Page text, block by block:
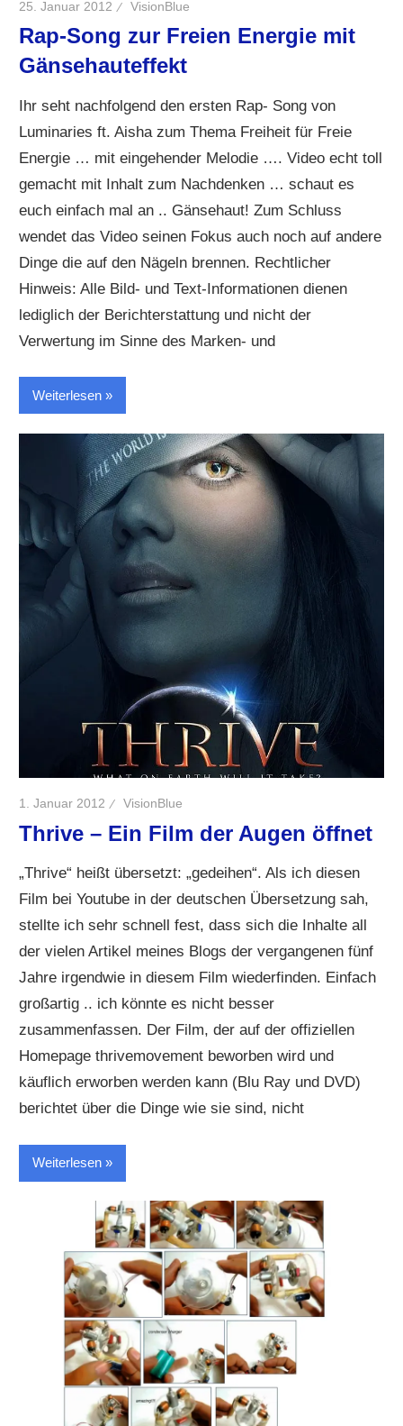
25. Januar 2012 VisionBlue
Rap-Song zur Freien Energie mit
Gänsehauteffekt
Ihr seht nachfolgend den ersten Rap- Song von
Luminaries ft. Aisha zum Thema Freiheit für Freie
Energie … mit eingehender Melodie …. Video echt toll
gemacht mit Inhalt zum Nachdenken … schaut es
euch einfach mal an .. Gänsehaut! Zum Schluss
wendet das Video seinen Fokus auch noch auf andere
Dinge die auf den Nägeln brennen. Rechtlicher
Hinweis: Alle Bild- und Text-Informationen dienen
lediglich der Berichterstattung und nicht der
Verwertung im Sinne des Marken- und
Weiterlesen
1. Januar 2012 VisionBlue
Thrive – Ein Film der Augen öffnet
„Thrive“ heißt übersetzt: „gedeihen“. Als ich diesen
Film bei Youtube in der deutschen Übersetzung sah,
stellte ich sehr schnell fest, dass sich die Inhalte all
der vielen Artikel meines Blogs der vergangenen fünf
Jahre irgendwie in diesem Film wiederfinden. Einfach
großartig .. ich könnte es nicht besser
zusammenfassen. Der Film, der auf der offiziellen
Homepage thrivemovement beworben wird und
käuflich erworben werden kann (Blu Ray und DVD)
berichtet über die Dinge wie sie sind, nicht
Weiterlesen